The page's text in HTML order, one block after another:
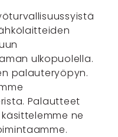
ulkopuolella.
palauteryöpyn.
Palautteet
ne